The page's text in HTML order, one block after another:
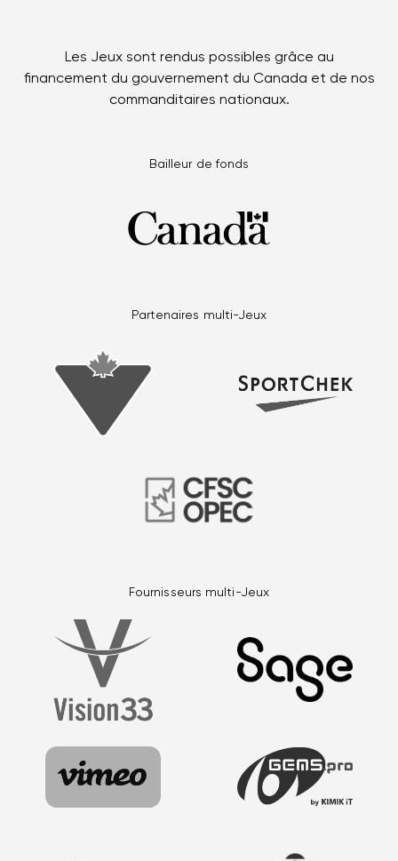
Les Jeux sont rendus possibles grâce au
financement du gouvernement du Canada et de nos
commanditaires nationaux.
Bailleur de fonds
Partenaires multi-Jeux
Fournisseurs multi-Jeux